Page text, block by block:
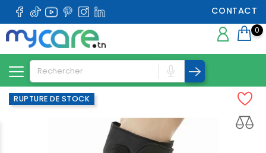
CONTACT
0
RUPTURE DE STOCK